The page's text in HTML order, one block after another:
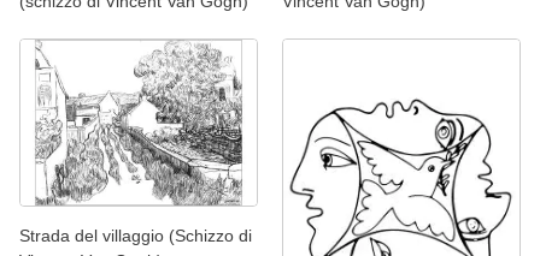
Strada del villaggio (Schizzo di